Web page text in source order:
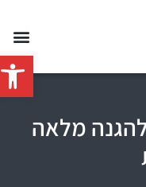
פתח
להגנה מלאה